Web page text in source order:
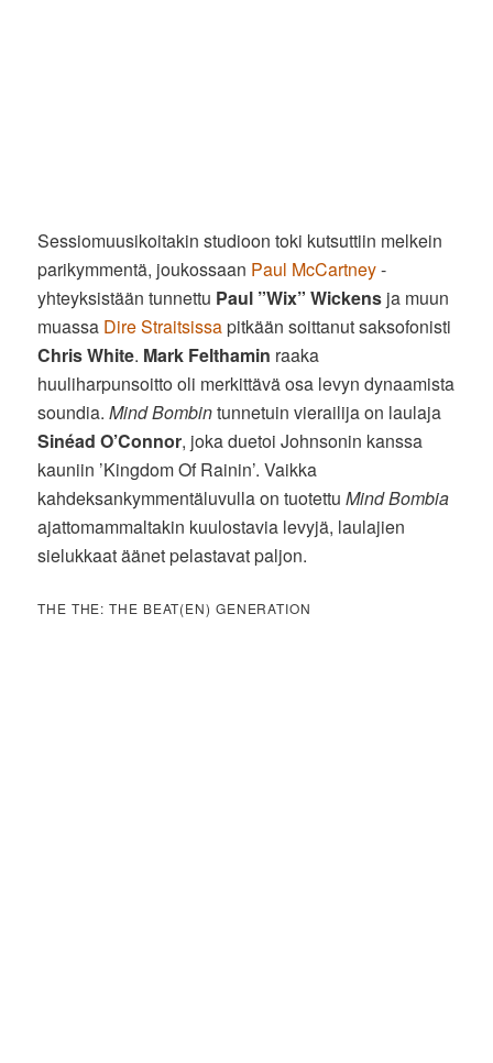
Sessiomuusikoitakin studioon toki kutsuttiin melkein
parikymmentä, joukossaan Paul McCartney-
yhteyksistään tunnettu Paul ”Wix” Wickens ja muun
muassa Dire Straitsissapitkään soittanut saksofonisti
Chris White. Mark Felthamin raaka
huuliharpunsoitto oli merkittävä osa levyn dynaamista
soundia.Mind Bombintunnetuin vierailija on laulaja
Sinéad O’Connor, joka duetoi Johnsonin kanssa
kauniin ’Kingdom Of Rainin’. Vaikka
kahdeksankymmentäluvulla on tuotettuMind Bombia
ajattomammaltakin kuulostavia levyjä, laulajien
sielukkaat äänet pelastavat paljon.
THE THE: THE BEAT(EN) GENERATION